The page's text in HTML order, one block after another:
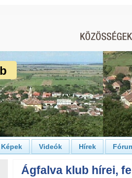
Képek Videók Hírek
Ágfalva klub hírei,